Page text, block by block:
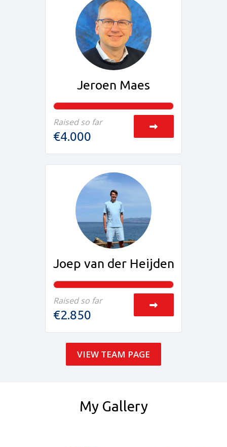
Jeroen Maes
Raised so far
€4.000
Joep van der Heijden
Raised so far
€2.850
VIEW TEAM PAGE
My Gallery